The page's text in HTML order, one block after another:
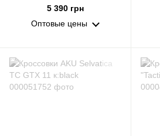
Coyote р. 46
5 390 грн
Оптовые цены